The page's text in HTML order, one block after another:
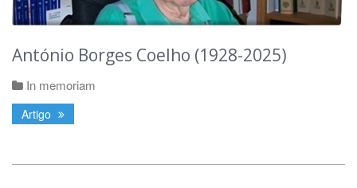
António Borges Coelho (1928-2025)
In memoriam
Artigo